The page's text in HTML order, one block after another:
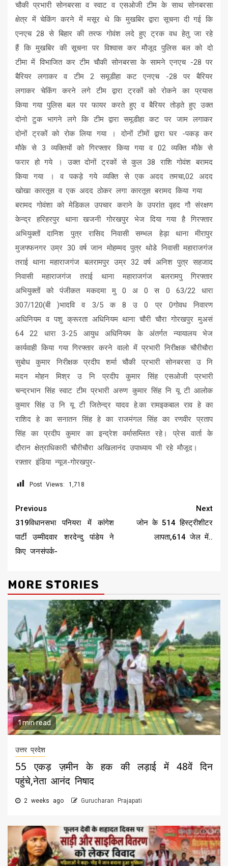
चौकी प्रभारी सोनबरसा व स्वाट व एसओजी टीम के साथ सोनबरसा
क्षेत्र में चेकिंग करने में मसूर थे कि मुखबिर द्वारा सूचना दी गई कि
एनएच 28 से बिहार की तरफ गोवंश लदे हुए ट्रक वध हेतु जा रहे
हैं कि मुखबिर की सूचना पर विश्वास कर मौजूद पुलिस बल को दो
टीमा में विभाजित कर टीम चौकी सोनबरसा के सामने एनएच -28 पर
बैरियर लगाकर व टीम 2 समूडीहा कट एनएच -28 पर बैरियर
लगाकर चेकिंग करने लगे टीम द्वारा ट्रकों को रोकने का प्रयास
किया गया पुलिस बल पर फायर करते हुए व बैरियर तोड़ते हुए उक्त
दोनो टुक भागने लगे कि टीम द्वारा समूडीहा कट पर जाम लगाकर
दोनों ट्रकों को रोक लिया गया । दोनों टीमों द्वारा घर -पकड़ कर
मौके से 3 व्यक्तियों को गिरफ्तार किया गया व 02 व्यक्ति मौके से
फरार हो गये । उक्त दोनों ट्रकों से कुल 38 राशि गोवंश बरामद
किया गया । व पकड़े गये व्यक्ति से एक अदद तमचा,02 अदद
खोखा कारतूस व एक अदद ठोकर लगा कारतूस बरामद किया गया
बरामद गोवंशा को मेडिकल उपचार कराने के उपरांत वृहद गौ संरक्षण
केन्द्र हरिहरपुर थाना खजनी गोरखपुर भेज दिया गया है गिरफ्तार
अभियुक्तों दानिश पुत्र रासिद निवासी सम्भल हेड़ा थाना मीरापुर
मुजफ्फनगर उम्र 30 वर्ष जान मोहम्मद पुत्र थोडे निवासी महाराजगंज
तराई थाना महाराजगंज बलरामपुर उम्र 32 वर्ष अनिश पुत्र सहजाद
निवासी महाराजगंज तराई थाना महाराजगंज बलरामपु गिरफ्तार
अभियुक्तों को पंजीकत मकदमा मु 0 अ 0 स 0 63/22 धारा
307/120(बी )भादवि व 3/5 क 8 उ 0 प्र 0गोवध निवारण
अधिनियम व पशु क्रूरता अधिनियम थाना चौरी चौरा गोरखपुर मुअसं
64 22 धारा 3-25 आयुध अधिनियम के अंतर्गत न्यायालय भेज
कार्यवाही किया गया गिरफ्तार करने वालो में प्रभारी निरीक्षक चौरीचौरा
सुबोध कुमार निरीक्षक प्रदीप शर्मा चौकी प्रभारी सोनबरसा उ नि
मदन मोहन मिश्र उ नि प्रदीप कुमार सिंह एसओजी प्रभारी
चन्द्रभान सिंह स्वाट टीम प्रभारी अरुण कुमार सिंह नि यू टी आलोक
कुमार सिंह उ नि यू टी जितेन्द्र यादव हे.का रामइकबाल राव हे का
राशिद हे का सनातन सिंह हे का राजमंगल सिंह का रणवीर प्रताप
सिंह का प्रदीप कुमार का इन्द्रेश वर्मासम्लित रहे। प्रेस वार्ता के
दौरान क्षेत्राधिकारी चौरीचौरा अखिलानंद उपाध्याय भी रहे मौजूद।
रफ़्तार इंडिया न्यूज-गोरखपुर-
Post Views: 1,718
Continue
Reading
Previous
319विधानसभा पनियरा में कांगेश
पार्टी उम्मीदवार शरदेन्दु पांडेय ने
किए जनसंपर्क-
Next
जोन के 514 हिस्ट्रीशीटर
लापता,614 जेल में..
MORE STORIES
1 min read
उत्तर प्रदेश
55 एकड़ ज़मीन के हक की लड़ाई में 48वें दिन
पहुंचे,नेता आनंद निषाद
2 weeks ago Gurucharan Prajapati